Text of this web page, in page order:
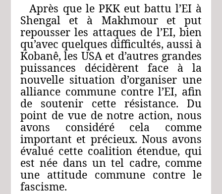
Après que le PKK eut battu l’EI à
Shengal et à Makhmour et put
repousser les attaques de l’EI, bien
qu’avec quelques difficultés, aussi à
Kobanê, les USA et d’autres grandes
puissances décidèrent face à la
nouvelle situation d’organiser une
alliance commune contre l’EI, afin
de soutenir cette résistance. Du
point de vue de notre action, nous
avons considéré cela comme
important et précieux. Nous avons
évalué cette coalition étendue, qui
est née dans un tel cadre, comme
une attitude commune contre le
fascisme.